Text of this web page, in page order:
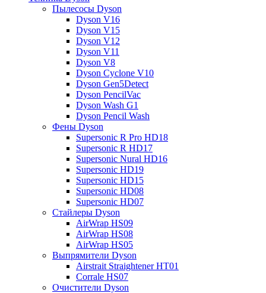
Пылесосы Dyson
Dyson V16
Dyson V15
Dyson V12
Dyson V11
Dyson V8
Dyson Cyclone V10
Dyson Gen5Detect
Dyson PencilVac
Dyson Wash G1
Dyson Pencil Wash
Фены Dyson
Supersonic R Pro HD18
Supersonic R HD17
Supersonic Nural HD16
Supersonic HD19
Supersonic HD15
Supersonic HD08
Supersonic HD07
Стайлеры Dyson
AirWrap HS09
AirWrap HS08
AirWrap HS05
Выпрямители Dyson
Airstrait Straightener HT01
Corrale HS07
Очистители Dyson